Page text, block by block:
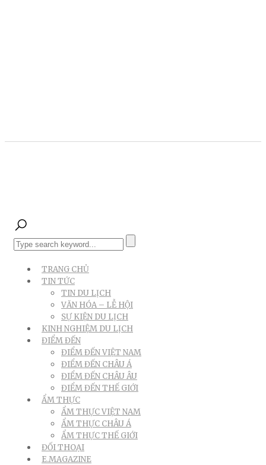
TRANG CHỦ
TIN TỨC
TIN DU LỊCH
VĂN HÓA – LỄ HỘI
SỰ KIỆN DU LỊCH
KINH NGHIỆM DU LỊCH
ĐIỂM ĐẾN
ĐIỂM ĐẾN VIỆT NAM
ĐIỂM ĐẾN CHÂU Á
ĐIỂM ĐẾN CHÂU ÂU
ĐIỂM ĐẾN THẾ GIỚI
ẨM THỰC
ẨM THỰC VIỆT NAM
ẨM THỰC CHÂU Á
ẨM THỰC THẾ GIỚI
ĐỐI THOẠI
E.MAGAZINE